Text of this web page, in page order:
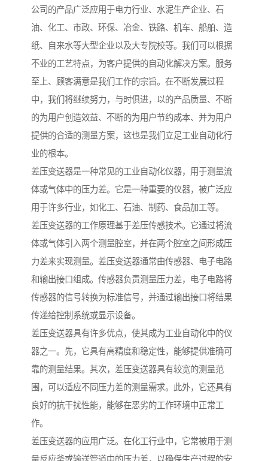
公司的产品广泛应用于电力行业、水泥生产企业、石
油、化工、市政、环保、冶金、铁路、机车、船舶、造
纸、自来水等大型企业以及大专院校等。我们可以根据
不业的工艺特点，为客户提供的自动化解决方案。服务
至上、顾客满意是我们工作的宗旨。在不断发展过程
中，我们将继续努力，与时俱进，以的产品质量、不断
的为用户创造效益、不断的为用户节约成本、并为用户
提供的合适的测量方案，这也是我们立足工业自动化行
业的根本。
差压变送器是一种常见的工业自动化仪器，用于测量流
体或气体中的压力差。它是一种重要的仪器，被广泛应
用于许多行业，如化工、石油、制药、食品加工等。
差压变送器的工作原理基于差压传感技术。它通过将流
体或气体引入两个测量腔室，并在两个腔室之间形成压
力差来实现测量。差压变送器通常由传感器、电子电路
和输出接口组成。传感器负责测量压力差，电子电路将
传感器的信号转换为标准信号，并通过输出接口将结果
传递给控制系统或显示设备。
差压变送器具有许多优点，使其成为工业自动化中的仪
器之一。先，它具有高精度和稳定性，能够提供准确可
靠的测量结果。其次，差压变送器具有较宽的测量范
围，可以适应不同压力差的测量需求。此外，它还具有
良好的抗干扰性能，能够在恶劣的工作环境中正常工
作。
差压变送器的应用广泛。在化工行业中，它常被用于测